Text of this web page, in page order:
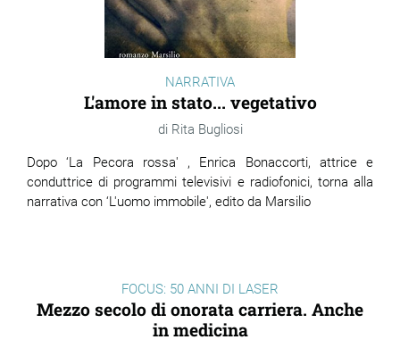
NARRATIVA
L'amore in stato... vegetativo
Rita Bugliosi
Dopo ‘La Pecora rossa' , Enrica Bonaccorti, attrice e
conduttrice di programmi televisivi e radiofonici, torna alla
narrativa con ‘L'uomo immobile', edito da Marsilio
FOCUS: 50 ANNI DI LASER
Mezzo secolo di onorata carriera. Anche
in medicina